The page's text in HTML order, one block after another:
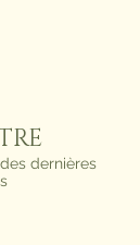
dernières